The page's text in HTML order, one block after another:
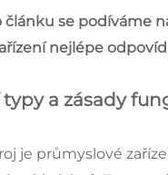
se podíváme
nejlépe
typy a zásady
je průmyslové